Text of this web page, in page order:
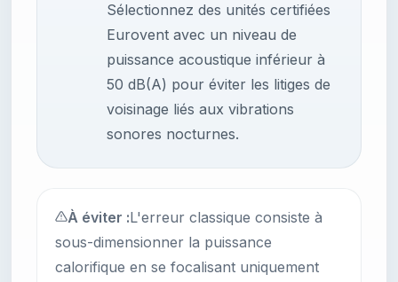
Sélectionnez des unités certifiées
Eurovent avec un niveau de
puissance acoustique inférieur à
50 dB(A) pour éviter les litiges de
voisinage liés aux vibrations
sonores nocturnes.
À éviter :L'erreur classique consiste à
sous-dimensionner la puissance
calorifique en se focalisant uniquement